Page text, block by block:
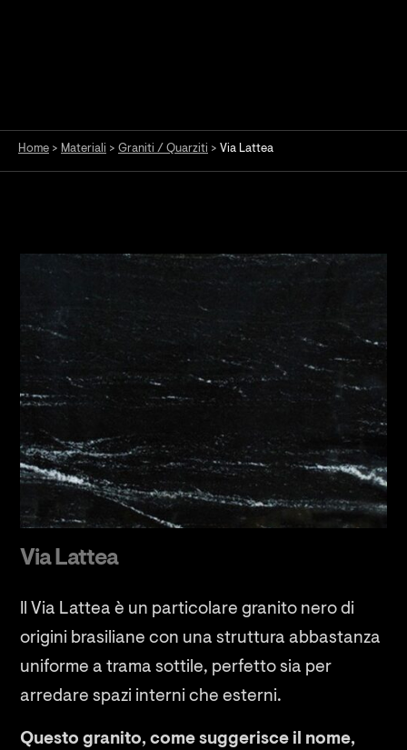
Home > Materiali > Graniti / Quarziti > Via Lattea
Via Lattea
Il Via Lattea è un particolare granito nero di
origini brasiliane con una struttura abbastanza
uniforme a trama sottile, perfetto sia per
arredare spazi interni che esterni.
Questo granito, come suggerisce il nome,